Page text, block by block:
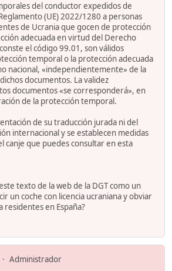
del conductor expedidos de
(UE) 2022/1280 a personas
de Ucrania que gocen de protección
adecuada en virtud del Derecho
el código 99.01, son válidos
temporal o la protección adecuada
nacional, «independientemente» de la
documentos. La validez
documentos «se corresponderá», en
de la protección temporal.
de su traducción jurada ni del
internacional y se establecen medidas
canje que puedes consultar en esta
texto de la web de la DGT como un
un coche con licencia ucraniana y obviar
residentes en España?
Administrador